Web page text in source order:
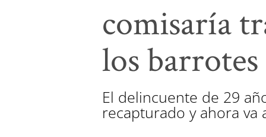
comisaría
los barrotes
El delincuente de 29
recapturado y ahora va